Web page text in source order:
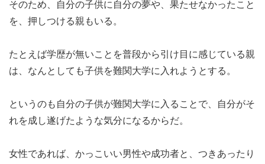
そのため、自分の子供に自分の夢や、果たせなかったこと
を、押しつける親もいる。
たとえば学歴が無いことを普段から引け目に感じている親
は、なんとしても子供を難関大学に入れようとする。
というのも自分の子供が難関大学に入ることで、自分がそ
れを成し遂げたような気分になるからだ。
女性であれば、かっこいい男性や成功者と、つきあったり